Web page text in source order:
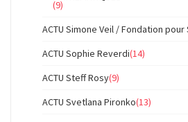
(9)
ACTU Simone Veil / Fondation
ACTU Sophie Reverdi(14)
ACTU Steff Rosy(9)
ACTU Svetlana Pironko(13)